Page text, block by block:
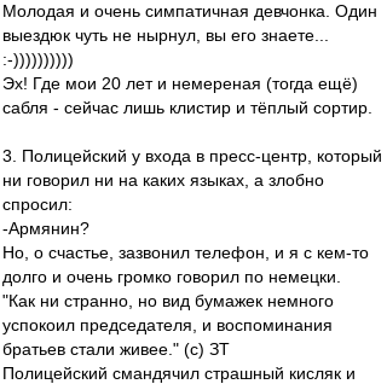
Молодая и очень симпатичная девчонка. Один
выездюк чуть не нырнул, вы его знаете...
:-))))))))))
Эх! Где мои 20 лет и немереная (тогда ещё)
сабля - сейчас лишь клистир и тёплый сортир.
3. Полицейский у входа в пресс-центр, который
ни говорил ни на каких языках, а злобно
спросил:
-Армянин?
Но, о счастье, зазвонил телефон, и я с кем-то
долго и очень громко говорил по немецки.
"Как ни странно, но вид бумажек немного
успокоил председателя, и воспоминания
братьев стали живее." (с) ЗТ
Полицейский смандячил страшный кисляк и